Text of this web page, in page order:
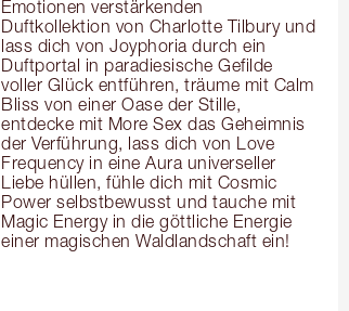
Emotionen verstärkenden
Duftkollektion von Charlotte Tilbury und
lass dich von Joyphoria durch ein
Duftportal in paradiesische Gefilde
voller Glück entführen, träume mit Calm
Bliss von einer Oase der Stille,
entdecke mit More Sex das Geheimnis
der Verführung, lass dich von Love
Frequency in eine Aura universeller
Liebe hüllen, fühle dich mit Cosmic
Power selbstbewusst und tauche mit
Magic Energy in die göttliche Energie
einer magischen Waldlandschaft ein!